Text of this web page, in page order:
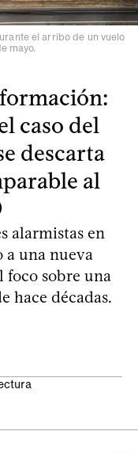
el arribo de un vuelo
mayo.
caso del
descarta
al
alarmistas en
a una nueva
foco sobre una
hace décadas.